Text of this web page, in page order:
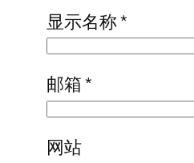
显示名称*
邮箱*
网站